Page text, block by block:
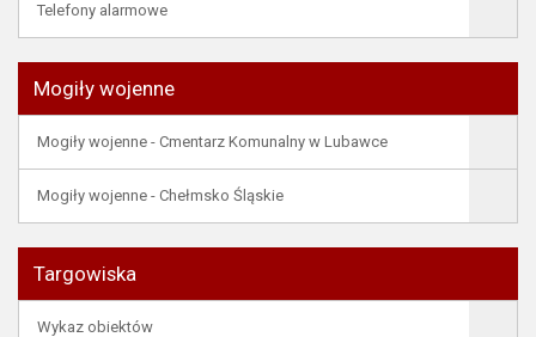
Telefony alarmowe
Mogiły wojenne
Mogiły wojenne - Cmentarz Komunalny w Lubawce
Mogiły wojenne - Chełmsko Śląskie
Targowiska
Wykaz obiektów